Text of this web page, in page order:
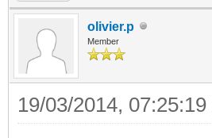
olivier.p
Member
19/03/2014, 07:25:19